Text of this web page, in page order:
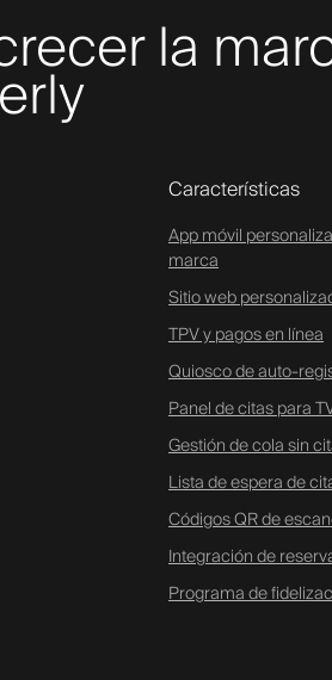
la
Características
App móvil
marca
Sitio web
TPV y pagos en línea
Quiosco de auto-
Panel de citas para
Gestión de cola sin
Lista de espera de
Códigos QR de
Integración de
Programa de